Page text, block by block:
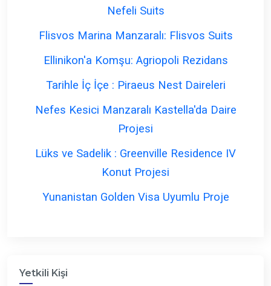
Nefeli Suits
Flisvos Marina Manzaralı: Flisvos Suits
Ellinikon'a Komşu: Agriopoli Rezidans
Tarihle İç İçe : Piraeus Nest Daireleri
Nefes Kesici Manzaralı Kastella'da Daire
Projesi
Lüks ve Sadelik : Greenville Residence IV
Konut Projesi
Yunanistan Golden Visa Uyumlu Proje
Yetkili Kişi